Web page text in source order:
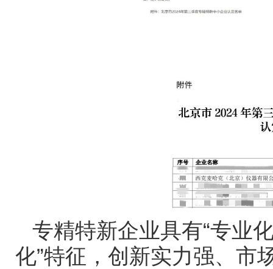
专精特新企业具有“专业
化”特征，创新实力强、市